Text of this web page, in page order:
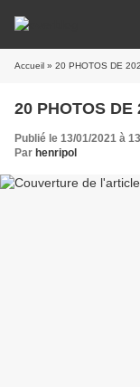
Accueil » 20 PHOTOS DE
20 PHOTOS
Publié le 13/01/2021 à
Par henripol